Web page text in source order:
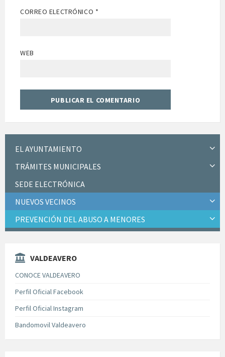
CORREO ELECTRÓNICO *
WEB
EL AYUNTAMIENTO
TRÁMITES MUNICIPALES
SEDE ELECTRÓNICA
NUEVOS VECINOS
PREVENCIÓN DEL ABUSO A MENORES
VALDEAVERO
CONOCE VALDEAVERO
Perfil Oficial Facebook
Perfil Oficial Instagram
Bandomovil Valdeavero